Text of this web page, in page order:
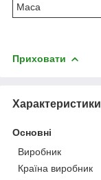
Маса
Приховати
Характеристики
Основні
Виробник
Країна виробник